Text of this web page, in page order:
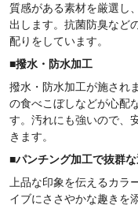
質感がある素材を厳選し
出します。抗菌防臭など
配りをしています。
■撥水・防水加工
撥水・防水加工が施され
の食べこぼしなどが心配
す。汚れにも強いので、
きます。
■パンチング加工で抜群
上品な印象を伝えるカラ
イブにささやかな趣きを